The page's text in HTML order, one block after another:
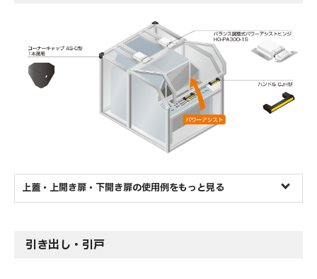
上蓋・上開き扉・下開き扉の使用例をもっと見る
引き出し・引戸